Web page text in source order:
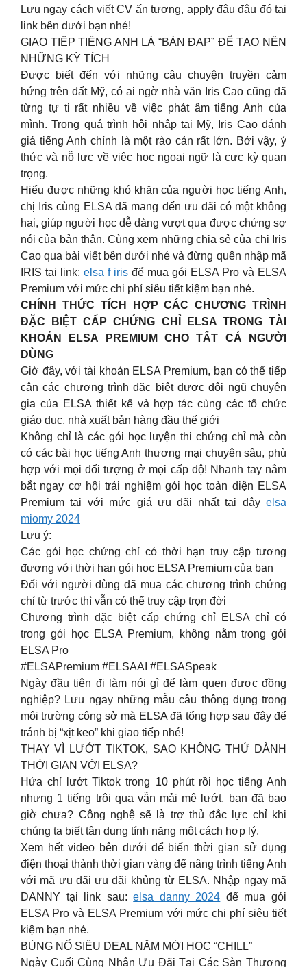
Lưu ngay cách viết CV ấn tượng, apply đâu đậu đó tại
link bên dưới bạn nhé!
GIAO TIẾP TIẾNG ANH LÀ “BÀN ĐẠP” ĐỂ TẠO NÊN
NHỮNG KỲ TÍCH
Được biết đến với những câu chuyện truyền cảm
hứng trên đất Mỹ, có ai ngờ nhà văn Iris Cao cũng đã
từng tự ti rất nhiều về việc phát âm tiếng Anh của
mình. Trong quá trình hội nhập tại Mỹ, Iris Cao đánh
giá tiếng Anh chính là một rào cản rất lớn. Bởi vậy, ý
thức và nỗ lực về việc học ngoại ngữ là cực kỳ quan
trọng.
Hiểu được những khó khăn của người học tiếng Anh,
chị Iris cùng ELSA đã mang đến ưu đãi có một không
hai, giúp người học dễ dàng vượt qua được chứng sợ
nói của bản thân. Cùng xem những chia sẻ của chị Iris
Cao qua bài viết bên dưới nhé và đừng quên nhập mã
IRIS tại link: elsa f iris để mua gói ELSA Pro và ELSA
Premium với mức chi phí siêu tiết kiệm bạn nhé.
CHÍNH THỨC TÍCH HỢP CÁC CHƯƠNG TRÌNH
ĐẶC BIỆT CẤP CHỨNG CHỈ ELSA TRONG TÀI
KHOẢN ELSA PREMIUM CHO TẤT CẢ NGƯỜI
DÙNG
Giờ đây, với tài khoản ELSA Premium, bạn có thể tiếp
cận các chương trình đặc biệt được đội ngũ chuyên
gia của ELSA thiết kế và hợp tác cùng các tổ chức
giáo dục, nhà xuất bản hàng đầu thế giới
Không chỉ là các gói học luyện thi chứng chỉ mà còn
có các bài học tiếng Anh thương mại chuyên sâu, phù
hợp với mọi đối tượng ở mọi cấp độ! Nhanh tay nắm
bắt ngay cơ hội trải nghiệm gói học toàn diện ELSA
Premium tại với mức giá ưu đãi nhất tại đây elsa
miomy 2024
Lưu ý:
Các gói học chứng chỉ có thời hạn truy cập tương
đương với thời hạn gói học ELSA Premium của bạn
Đối với người dùng đã mua các chương trình chứng
chỉ từ trước thì vẫn có thể truy cập trọn đời
Chương trình đặc biệt cấp chứng chỉ ELSA chỉ có
trong gói học ELSA Premium, không nằm trong gói
ELSA Pro
#ELSAPremium #ELSAAI #ELSASpeak
Ngày đầu tiên đi làm nói gì để làm quen được đồng
nghiệp? Lưu ngay những mẫu câu thông dụng trong
môi trường công sở mà ELSA đã tổng hợp sau đây để
tránh bị “xịt keo” khi giao tiếp nhé!
THAY VÌ LƯỚT TIKTOK, SAO KHÔNG THỬ DÀNH
THỜI GIAN VỚI ELSA?
Hứa chỉ lướt Tiktok trong 10 phút rồi học tiếng Anh
nhưng 1 tiếng trôi qua vẫn mải mê lướt, bạn đã bao
giờ chưa? Công nghệ sẽ là trợ thủ đắc lực chỉ khi
chúng ta biết tận dụng tính năng một cách hợp lý.
Xem hết video bên dưới để biến thời gian sử dụng
điện thoại thành thời gian vàng để nâng trình tiếng Anh
với mã ưu đãi ưu đãi khủng từ ELSA. Nhập ngay mã
DANNY tại link sau:elsa danny 2024 để mua gói
ELSA Pro và ELSA Premium với mức chi phí siêu tiết
kiệm bạn nhé.
BÙNG NỔ SIÊU DEAL NĂM MỚI HỌC “CHILL”
Ngày Cuối Cùng Nhận Ưu Đãi Tại Các Sàn Thương